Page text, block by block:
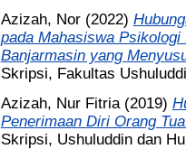
Azizah, Nor(2022)
pada Mahasiswa
Banjarmasin yang
Skripsi, Fakultas
Azizah, Nur Fitria(2019)
Penerimaan Diri Orang
Skripsi, Ushuluddin dan